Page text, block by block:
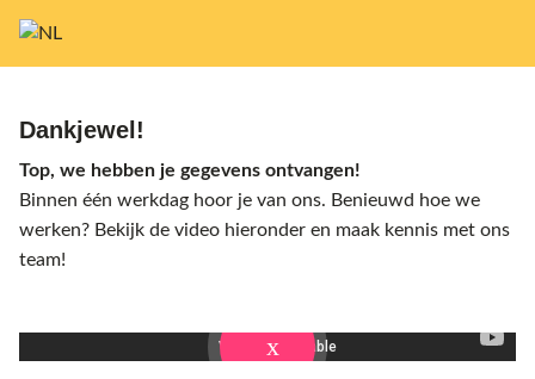
Dankjewel!
Top, we hebben je gegevens ontvangen!
Binnen één werkdag hoor je van ons. Benieuwd hoe we
werken? Bekijk de video hieronder en maak kennis met ons
team!